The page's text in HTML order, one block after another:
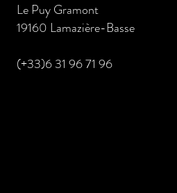
Le Puy Gramont
19160 Lamazière-Basse
(+33)6 31 96 71 96